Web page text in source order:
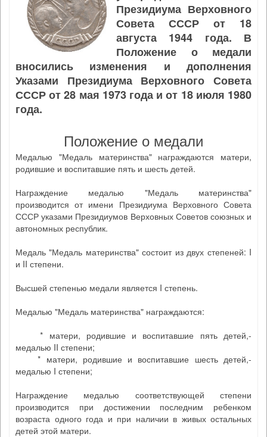
Президиума Верховного
Совета СССР от 18
августа 1944 года. В
Положение о медали
вносились изменения и дополнения
Указами Президиума Верховного Совета
СССР от 28 мая 1973 года и от 18 июля 1980
года.
Положение о медали
Медалью "Медаль материнства" награждаются матери,
родившие и воспитавшие пять и шесть детей.
Награждение медалью "Медаль материнства"
производится от имени Президиума Верховного Совета
СССР указами Президиумов Верховных Советов союзных и
автономных республик.
Медаль "Медаль материнства" состоит из двух степеней: I
и II степени.
Высшей степенью медали является I степень.
Медалью "Медаль материнства" награждаются:
* матери, родившие и воспитавшие пять детей,-
медалью II степени;
* матери, родившие и воспитавшие шесть детей,-
медалью I степени;
Награждение медалью соответствующей степени
производится при достижении последним ребенком
возраста одного года и при наличии в живых остальных
детей этой матери.